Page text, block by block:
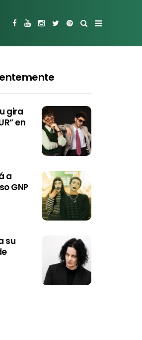
gira
en
a
GNP
su